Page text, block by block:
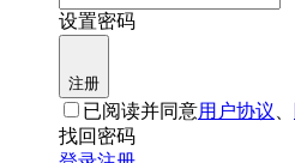
设置密码
注册
已阅读并同意用户协议
找回密码